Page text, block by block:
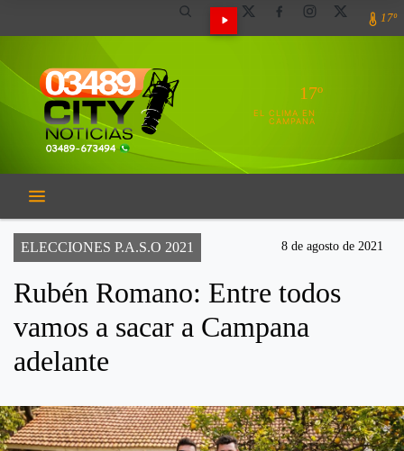
17º
17º
EL CLIMA EN
CAMPANA
ELECCIONES P.A.S.O 2021 8 de agosto de 2021
Rubén Romano: Entre todos
vamos a sacar a Campana
adelante